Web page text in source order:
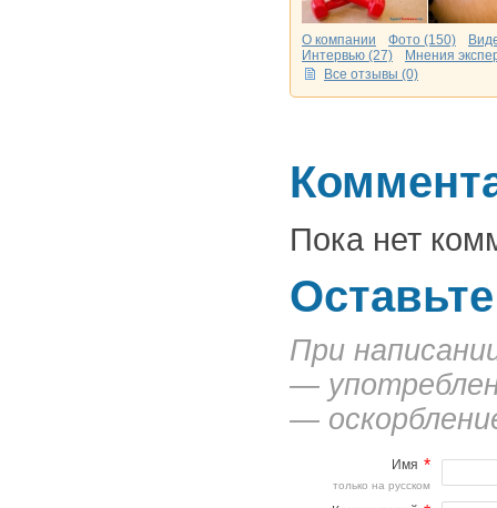
О компании Фото (150)
Интервью (27)
Мнения
Все отзывы (0)
Пока нет
При
—
—
Имя *
только на русском